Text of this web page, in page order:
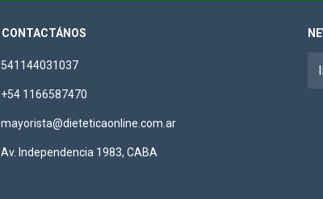
CONTACTÁNOS
541144031037
+54 1166587470
mayorista@dieteticaonline.com.ar
Av. Independencia 1983, CABA